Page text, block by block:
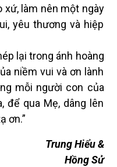
xứ, làm nên một ngày
yêu thương và hiệp
lại trong ánh hoàng
niềm vui và ơn lành
mỗi người con của
để qua Mẹ, dâng lên
ơn.”
&
Hồng Sử